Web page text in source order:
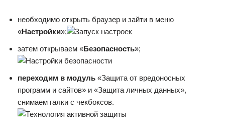
необходимо открыть браузер и зайти в меню
«Настройки»;
затем открываем «Безопасность»;
переходим в модуль «Защита от вредоносных
программ и сайтов» и «Защита личных данных»,
снимаем галки с чекбоксов.